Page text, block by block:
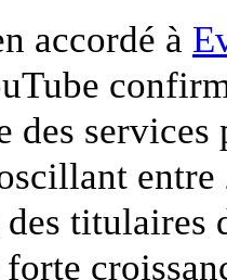
accordé à
des
des titulaires